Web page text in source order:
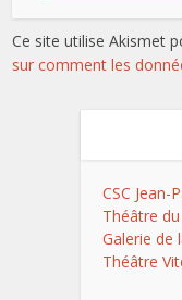
Ce site utilise Akismet
sur comment les
CSC Jean-
Théâtre
Galerie de
Théâtre